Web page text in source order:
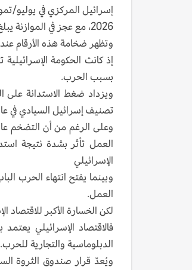
2026، مع عجز في الموازنة يبلغ 4.9 في المئة، و4.2 في المئة على التوالي.
وتظهر ضخامة هذه الأرقام
بسبب الحرب.
ويزداد ضغط الاستدانة على
تصنيف إسرائيل السيادي في عام 2024 بسبب
العمل تأثر بشدة نتيجة
الإسرائيلي
وبينما يفتح انتهاء الحرب
العمل.
لكن الخسارة الأكبر للاقتصاد
فالاقتصاد الإسرائيلي
الدبلوماسية والتجارية للحرب.
ويُعدّ قرار صندوق الثروة